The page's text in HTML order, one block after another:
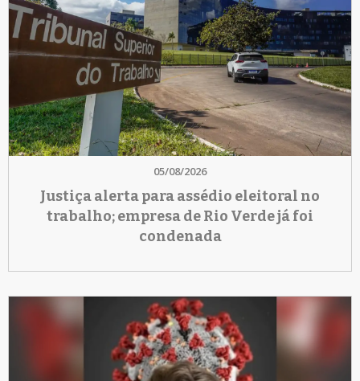
05/08/2026
Justiça alerta para assédio eleitoral no
trabalho; empresa de Rio Verde já foi
condenada